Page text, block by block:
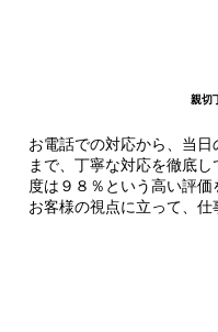
お電話での対応から、当
まで、丁寧な対応を徹底
度は９８％という高い評
お客様の視点に立って、仕
親切